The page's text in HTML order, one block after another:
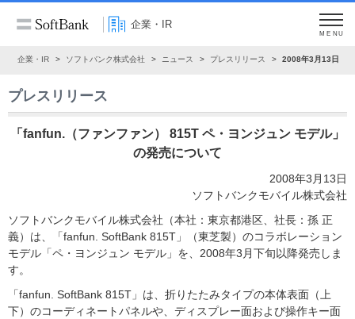
企業・IR
MENU
企業・IR ソフトバンク株式会社 ニュース プレスリリース 2008年3月13日
プレスリリース
「fanfun.（ファンファン） 815T ペ・ヨンジュン モデル」
の発売について
2008年3月13日
ソフトバンクモバイル株式会社
ソフトバンクモバイル株式会社（本社：東京都港区、社長：孫 正
義）は、「fanfun. SoftBank 815T」（東芝製）のコラボレーション
モデル「ペ・ヨンジュン モデル」を、2008年3月下旬以降発売しま
す。
「fanfun. SoftBank 815T」は、折りたたみタイプの本体表面（上
下）のコーディネートパネルや、ディスプレー面および操作キー面